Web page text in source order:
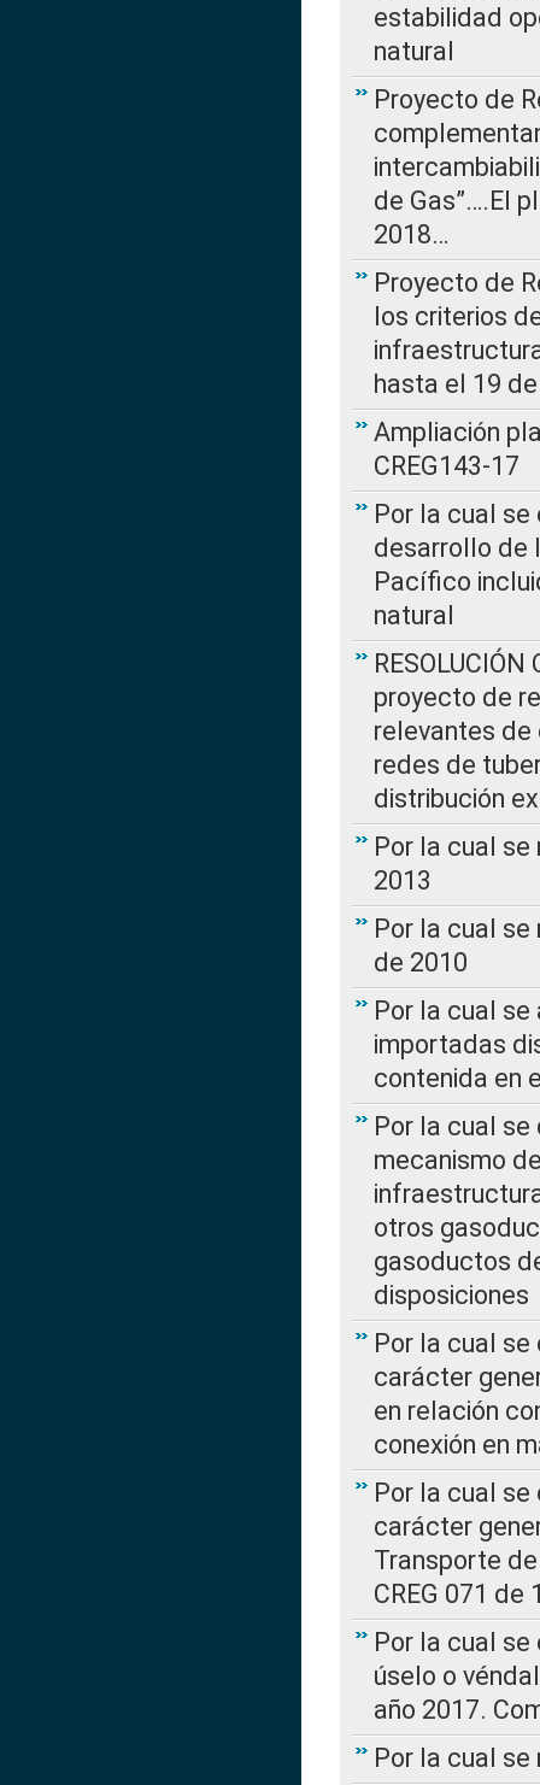
estabilidad
natural
Proyecto de
de Gas”….El
2018…
Proyecto de
los criterios
hasta el 19
Ampliación
CREG143-17
Por la cual
desarrollo de
Pacífico
natural
proyecto de
relevantes de
redes de
distribución
Por la cual se
2013
Por la cual se
de 2010
Por la cual
importadas
contenida en
Por la cual se
mecanismo
otros
gasoductos
disposiciones
Por la cual
carácter
en relación
conexión en
Por la cual
carácter
Transporte
CREG 071 de
Por la cual
úselo o
año 2017.
Por la cual se